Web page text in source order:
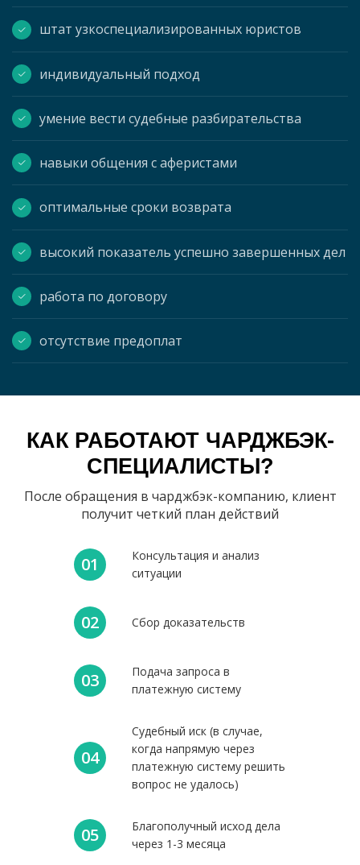
штат узкоспециализированных юристов
индивидуальный подход
умение вести судебные разбирательства
навыки общения с аферистами
оптимальные сроки возврата
высокий показатель успешно завершенных дел
работа по договору
отсутствие предоплат
КАК РАБОТАЮТ ЧАРДЖБЭК-
СПЕЦИАЛИСТЫ?
После обращения в чарджбэк-компанию, клиент
получит четкий план действий
Консультация и анализ
ситуации
01
02 Сбор доказательств
Подача запроса в
платежную систему
03
04
Судебный иск (в случае,
когда напрямую через
платежную систему решить
вопрос не удалось)
Благополучный исход дела
через 1-3 месяца
05